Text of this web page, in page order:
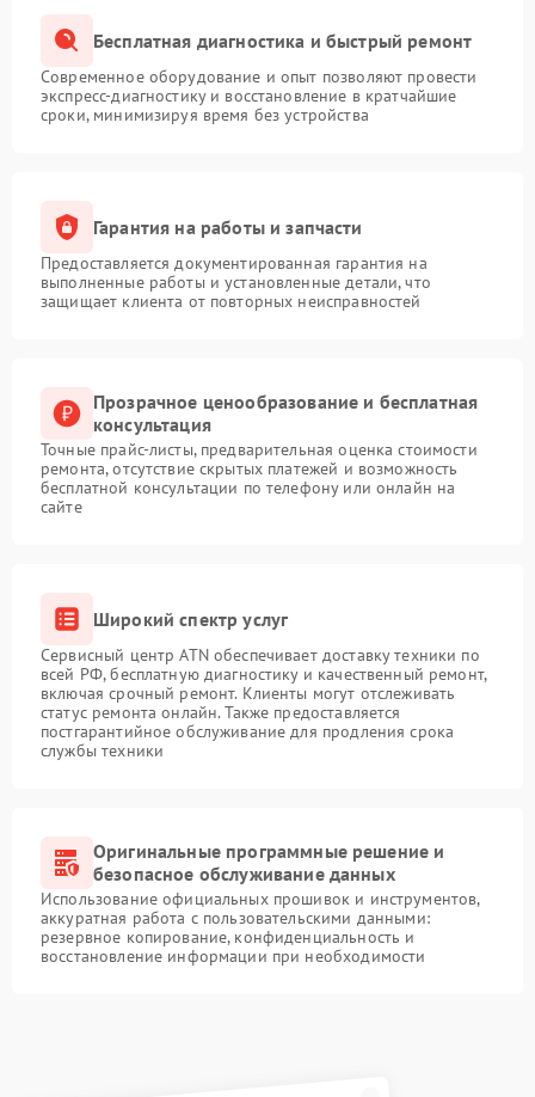
Бесплатная диагностика и быстрый ремонт
Современное оборудование и опыт позволяют провести
экспресс-диагностику и восстановление в кратчайшие
сроки, минимизируя время без устройства
Гарантия на работы и запчасти
Предоставляется документированная гарантия на
выполненные работы и установленные детали, что
защищает клиента от повторных неисправностей
Прозрачное ценообразование и бесплатная
консультация
Точные прайс-листы, предварительная оценка стоимости
ремонта, отсутствие скрытых платежей и возможность
бесплатной консультации по телефону или онлайн на
сайте
Широкий спектр услуг
Сервисный центр ATN обеспечивает доставку техники по
всей РФ, бесплатную диагностику и качественный ремонт,
включая срочный ремонт. Клиенты могут отслеживать
статус ремонта онлайн. Также предоставляется
постгарантийное обслуживание для продления срока
службы техники
Оригинальные программные решение и
безопасное обслуживание данных
Использование официальных прошивок и инструментов,
аккуратная работа с пользовательскими данными:
резервное копирование, конфиденциальность и
восстановление информации при необходимости